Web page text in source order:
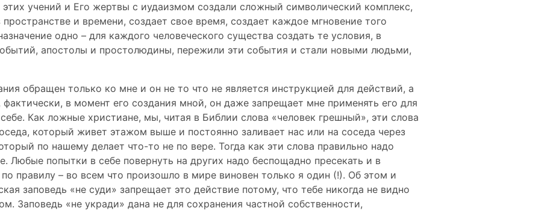
учений и Его жертвы с иудаизмом создали сложный символический комплекс,
и времени, создает свое время, создает каждое мгновение того
одно – для каждого человеческого существа создать те условия, в
апостолы и простолюдины, пережили эти события и стали новыми людьми,
обращен только ко мне и он не то что не является инструкцией для действий, а
в момент его создания мной, он даже запрещает мне применять его для
Как ложные христиане, мы, читая в Библии слова «человек грешный», эти слова
который живет этажом выше и постоянно заливает нас или на соседа через
по нашему делает что-то не по вере. Тогда как эти слова правильно надо
Любые попытки в себе повернуть на других надо беспощадно пресекать и в
правилу – во всем что произошло в мире виновен только я один (!). Об этом и
заповедь «не суди» запрещает это действие потому, что тебе никогда не видно
Заповедь «не укради» дана не для сохранения частной собственности,